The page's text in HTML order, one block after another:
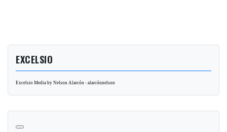
EXCELSIO
Excelsio Media by Nelson Alarcón - alarcónnelson